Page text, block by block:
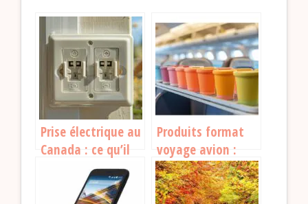
Prise électrique au
Canada : ce qu’il
faut savoir avant
de partir
Produits format
voyage avion :
tout ce que vous
devez savoir avant